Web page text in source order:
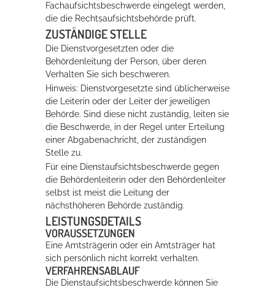
Fachaufsichtsbeschwerde eingelegt werden,
die die Rechtsaufsichtsbehörde prüft.
ZUSTÄNDIGE STELLE
Die Dienstvorgesetzten oder die
Behördenleitung der Person, über deren
Verhalten Sie sich beschweren.
Hinweis: Dienstvorgesetzte sind üblicherweise
die Leiterin oder der Leiter der jeweiligen
Behörde. Sind diese nicht zuständig, leiten sie
die Beschwerde, in der Regel unter Erteilung
einer Abgabenachricht, der zuständigen
Stelle zu.
Für eine Dienstaufsichtsbeschwerde gegen
die Behördenleiterin oder den Behördenleiter
selbst ist meist die Leitung der
nächsthöheren Behörde zuständig.
LEISTUNGSDETAILS
VORAUSSETZUNGEN
Eine Amtsträgerin oder ein Amtsträger hat
sich persönlich nicht korrekt verhalten.
VERFAHRENSABLAUF
Die Dienstaufsichtsbeschwerde können Sie